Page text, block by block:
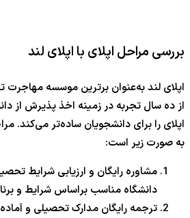
بررسی مراحل اپلای با اپلای لند
اپلای لند به‌عنوان برترین موسسه مهاجرت
از ده سال تجربه در زمینه اخذ پذیرش از
اپلای را برای دانشجویان ساده‌تر می‌کند.
به صورت زیر است:
مشاوره رایگان و ارزیابی شرایط
دانشگاه مناسب براساس شرایط و
ترجمه رایگان مدارک تحصیلی و